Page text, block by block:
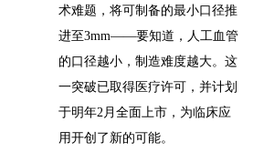
术难题， 将可制备的最小口径推
进至3mm——要知道，人工血管
的口径越小，制造难度越大。 这
一突破已取得医疗许可，并计划
于明年2月全面上市，为临床应
用开创了新的可能。